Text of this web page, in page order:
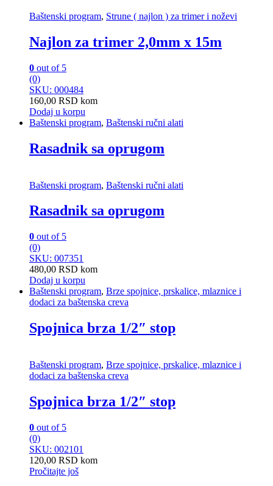
Baštenski program, Strune ( najlon ) za trimer i noževi
Najlon za trimer 2,0mm x 15m
0 out of 5
(0)
SKU: 000484
160,00 RSD kom
Dodaj u korpu
Baštenski program, Baštenski ručni alati
Rasadnik sa oprugom
Baštenski program, Baštenski ručni alati
Rasadnik sa oprugom
0 out of 5
(0)
SKU: 007351
480,00 RSD kom
Dodaj u korpu
Baštenski program, Brze spojnice, prskalice, mlaznice i
dodaci za baštenska creva
Spojnica brza 1/2″ stop
Baštenski program, Brze spojnice, prskalice, mlaznice i
dodaci za baštenska creva
Spojnica brza 1/2″ stop
0 out of 5
(0)
SKU: 002101
120,00 RSD kom
Pročitajte još